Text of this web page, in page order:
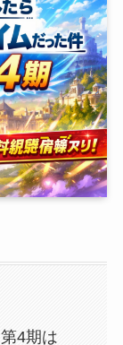
4期は